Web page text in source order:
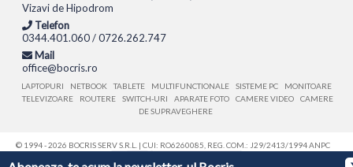
Vizavi de Hipodrom
Telefon
0344.401.060 / 0726.262.747
Mail
office@bocris.ro
LAPTOPURI NETBOOK TABLETE MULTIFUNCTIONALE SISTEME PC
MONITOARE
TELEVIZOARE
ROUTERE SWITCH-URI APARATE FOTO CAMERE VIDEO
CAMERE
DE SUPRAVEGHERE
© 1994 - 2026 BOCRIS SERV S.R.L. | CUI: RO6260085, REG. COM.: J29/2413/1994ANPC